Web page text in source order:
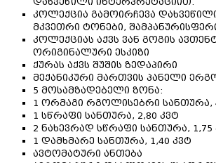
კოლექცია გამოირჩევა
მკვეთრი ტონები,
კოლექციას აქვს ვან გოგის
ორიგინალური ესკიზი
ქურას აქვს შუშის ზედაპირი
მექანიკური მართვის პანელი
5 მოსამზადებელი ზონა:
1 ორმაგი რგოლისებრი სანთურა,
1 სწრაფი სანთურა, 2,80 კვტ
2 ნახევრად სწრაფი სანთურა, 1,75
1 დამხმარე სანთურა, 1,40 კვტ
ავტომატური ანთება